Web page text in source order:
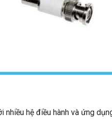
nhiều hệ điều hành và ứng